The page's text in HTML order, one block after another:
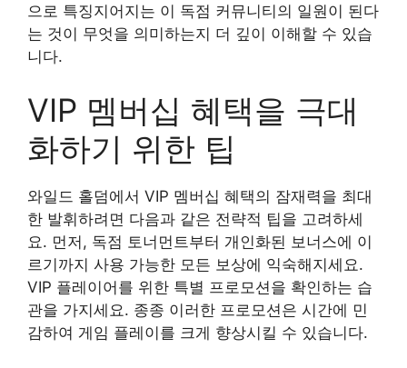
으로 특징지어지는 이 독점 커뮤니티의 일원이 된다
는 것이 무엇을 의미하는지 더 깊이 이해할 수 있습
니다.
VIP 멤버십 혜택을 극대
화하기 위한 팁
와일드 홀덤에서 VIP 멤버십 혜택의 잠재력을 최대
한 발휘하려면 다음과 같은 전략적 팁을 고려하세
요. 먼저, 독점 토너먼트부터 개인화된 보너스에 이
르기까지 사용 가능한 모든 보상에 익숙해지세요.
VIP 플레이어를 위한 특별 프로모션을 확인하는 습
관을 가지세요. 종종 이러한 프로모션은 시간에 민
감하여 게임 플레이를 크게 향상시킬 수 있습니다.